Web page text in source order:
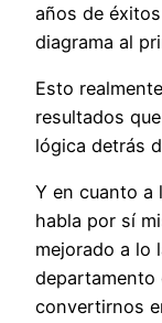
años de
diagrama al
Esto
resultados
lógica detrás
Y en cuanto a
habla por sí
mejorado a lo
departamento
convertirnos